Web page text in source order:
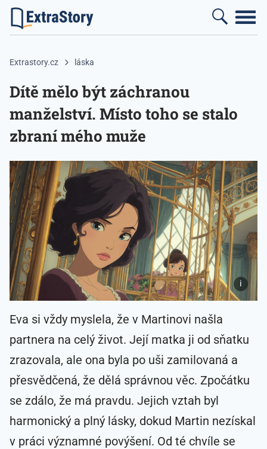
Extrastory.cz láska
Dítě mělo být záchranou
manželství. Místo toho se stalo
zbraní mého muže
Eva si vždy myslela, že v Martinovi našla
partnera na celý život. Její matka ji od sňatku
zrazovala, ale ona byla po uši zamilovaná a
přesvědčená, že dělá správnou věc. Zpočátku
se zdálo, že má pravdu. Jejich vztah byl
harmonický a plný lásky, dokud Martin nezískal
v práci významné povýšení. Od té chvíle se